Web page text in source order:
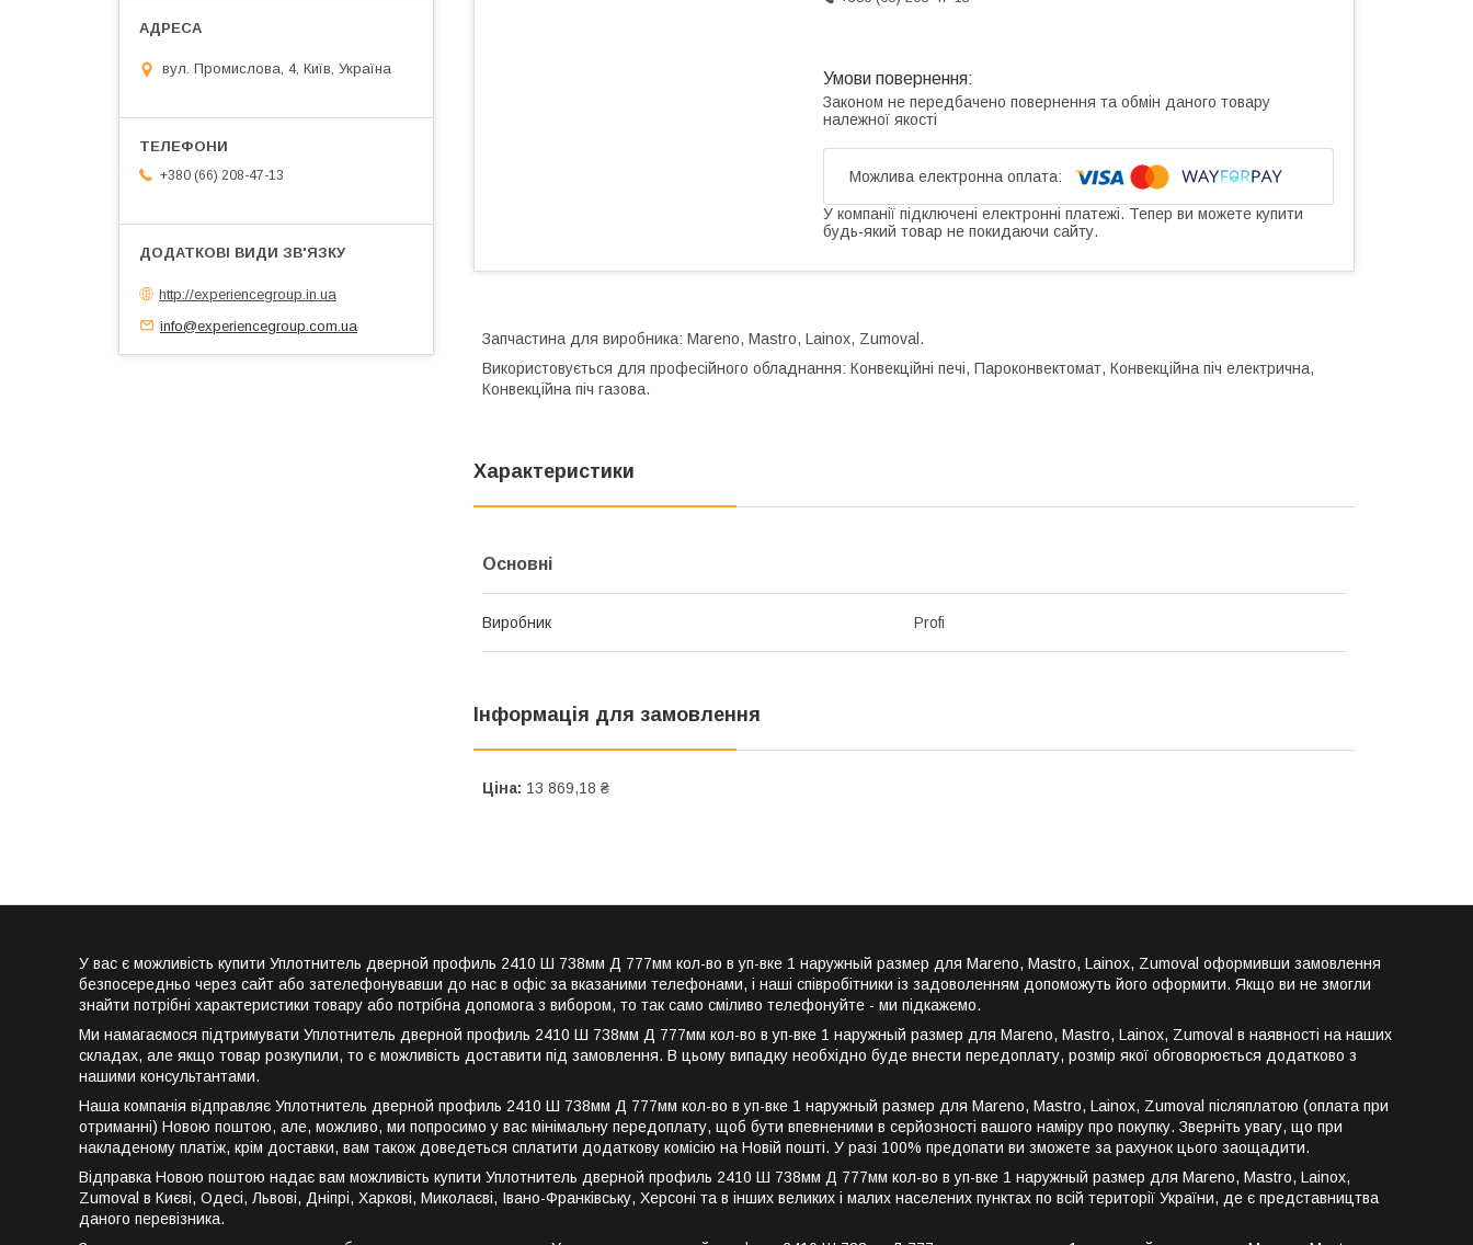
Законом не передбачено повернення та обмін даного товару
належної якості
У компанії підключені електронні платежі. Тепер ви можете купити
будь-який товар не покидаючи сайту.
Запчастина для виробника: Mareno, Mastro, Lainox, Zumoval.
Використовується для професійного обладнання: Конвекційні печі, Пароконвектомат, Конвекційна піч електрична,
Конвекційна піч газова.
Характеристики
Основні
Виробник Profi
Інформація для замовлення
Ціна: 13 869,18 ₴
вул. Промислова, 4, Київ, Україна
+380 (66) 208-47-13
http://experiencegroup.in.ua
info@experiencegroup.com.ua
У вас є можливість купити Уплотнитель дверной профиль 2410 Ш 738мм Д 777мм кол-во в уп-вке 1 наружный размер для Mareno, Mastro, Lainox, Zumoval оформивши замовлення
безпосередньо через сайт або зателефонувавши до нас в офіс за вказаними телефонами, і наші співробітники із задоволенням допоможуть його оформити. Якщо ви не змогли
знайти потрібні характеристики товару або потрібна допомога з вибором, то так само сміливо телефонуйте - ми підкажемо.
Ми намагаємося підтримувати Уплотнитель дверной профиль 2410 Ш 738мм Д 777мм кол-во в уп-вке 1 наружный размер для Mareno, Mastro, Lainox, Zumoval в наявності на наших
складах, але якщо товар розкупили, то є можливість доставити під замовлення. В цьому випадку необхідно буде внести передоплату, розмір якої обговорюється додатково з
нашими консультантами.
Наша компанія відправляє Уплотнитель дверной профиль 2410 Ш 738мм Д 777мм кол-во в уп-вке 1 наружный размер для Mareno, Mastro, Lainox, Zumoval післяплатою (оплата при
отриманні) Новою поштою, але, можливо, ми попросимо у вас мінімальну передоплату, щоб бути впевненими в серйозності вашого наміру про покупку. Зверніть увагу, що при
накладеному платіж, крім доставки, вам також доведеться сплатити додаткову комісію на Новій пошті. У разі 100% предопати ви зможете за рахунок цього заощадити.
Відправка Новою поштою надає вам можливість купити Уплотнитель дверной профиль 2410 Ш 738мм Д 777мм кол-во в уп-вке 1 наружный размер для Mareno, Mastro, Lainox,
Zumoval в Києві, Одесі, Львові, Дніпрі, Харкові, Миколаєві, Івано-Франківську, Херсоні та в інших великих і малих населених пунктах по всій території України, де є представництва
даного перевізника.